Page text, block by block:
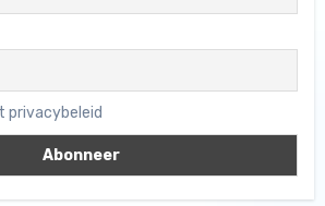
privacybeleid